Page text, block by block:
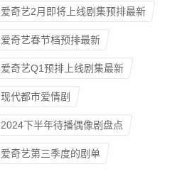
爱奇艺2月即将上线剧集预排最新
爱奇艺春节档预排最新
爱奇艺Q1预排上线剧集最新
现代都市爱情剧
2024下半年待播偶像剧盘点
爱奇艺第三季度的剧单